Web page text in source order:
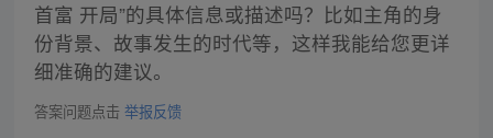
首富 开局”的具体信息或描述吗？比如主角的身
份背景、故事发生的时代等，这样我能给您更详
细准确的建议。
答案问题点击 举报反馈